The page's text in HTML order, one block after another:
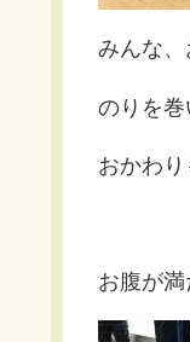
みんな、
のりを
おかわり
お腹が満